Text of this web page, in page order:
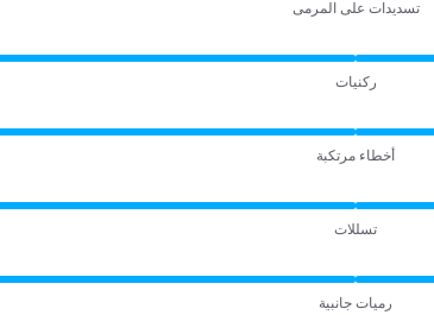
تسديدات على المرمى
ركنيات
أخطاء مرتكبة
تسللات
رميات جانبية